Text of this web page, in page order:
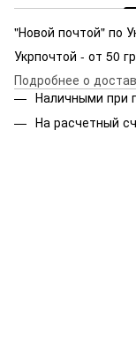
"Новой почтой" по
Укрпочтой - от 50
Подробнее о
Наличными при
На расчетный